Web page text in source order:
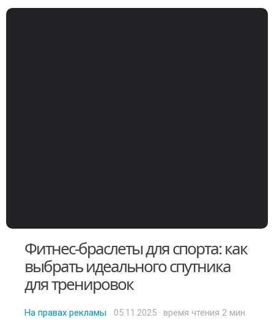
Фитнес-браслеты для спорта: как
выбрать идеального спутника
для тренировок
На правах рекламы
Posted
05.11.2025 · время чтения 2 мин.